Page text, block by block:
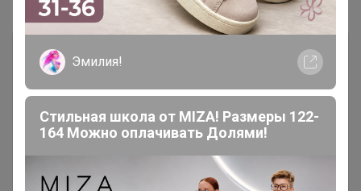
Чтобы ответить или задать вопрос
необходимо авторизоваться на сайте
Эмилия!
Стильная школа от MIZA! Размеры 122-
164 Можно оплачивать Долями!